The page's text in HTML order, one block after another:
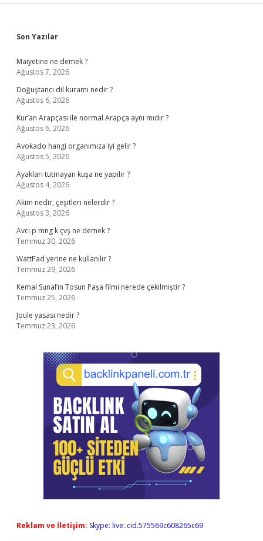
Sidebar
Son Yazılar
Maiyetine ne demek ?
Ağustos 7, 2026
Doğuştancı dil kuramı nedir ?
Ağustos 6, 2026
Kur’an Arapçası ile normal Arapça aynı mıdır ?
Ağustos 6, 2026
Avokado hangi organımıza iyi gelir ?
Ağustos 5, 2026
Ayakları tutmayan kuşa ne yapılır ?
Ağustos 4, 2026
Akım nedir, çeşitleri nelerdir ?
Ağustos 3, 2026
Avcı p mng k çvş ne demek ?
Temmuz 30, 2026
WattPad yerine ne kullanılır ?
Temmuz 29, 2026
Kemal Sunal’ın Tosun Paşa filmi nerede çekilmiştir ?
Temmuz 25, 2026
Joule yasası nedir ?
Temmuz 23, 2026
Reklam ve İletişim: Skype: live:.cid.575569c608265c69